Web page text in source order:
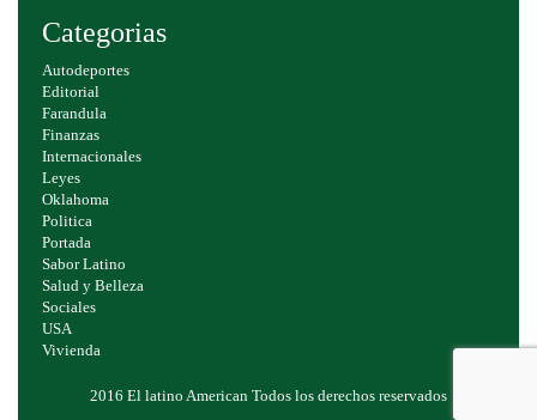
Categorias
Autodeportes
Editorial
Farandula
Finanzas
Internacionales
Leyes
Oklahoma
Politica
Portada
Sabor Latino
Salud y Belleza
Sociales
USA
Vivienda
2016 El latino American Todos los derechos reservados